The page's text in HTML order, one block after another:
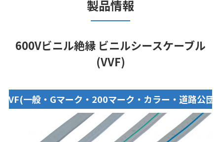
製品情報
600Vビニル絶縁 ビニルシースケーブル
(VVF)
VVF(一般・Gマーク・200マーク・カラー・道路公団)